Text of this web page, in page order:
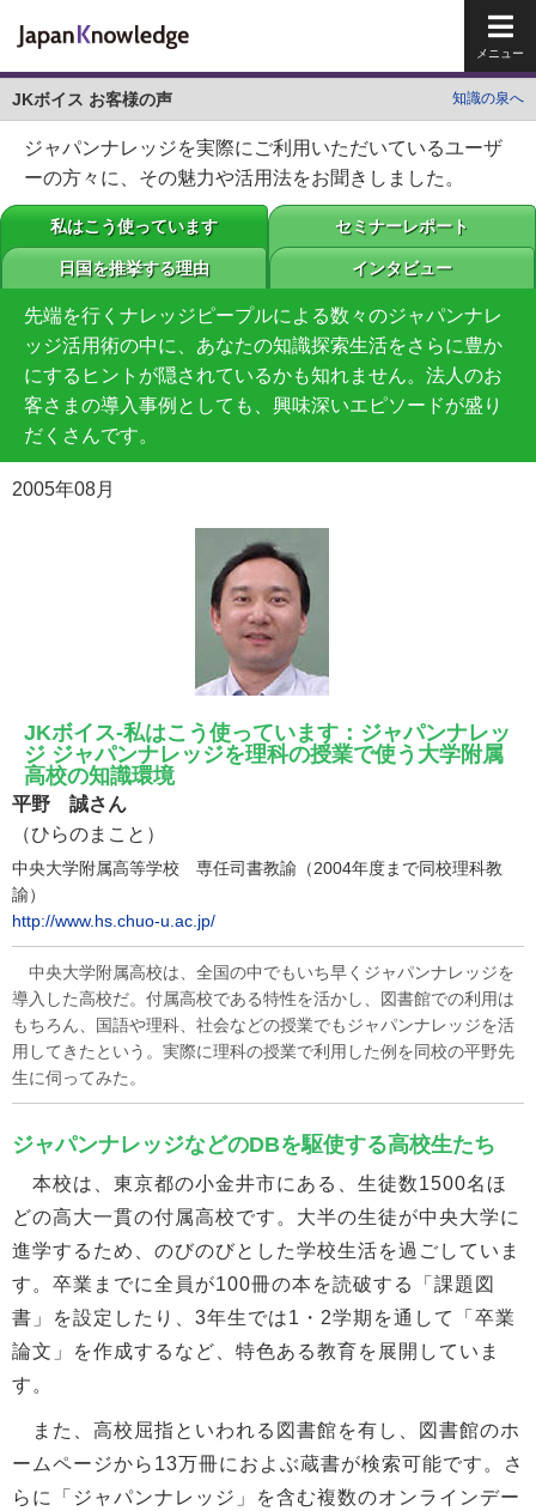
JKボイス お客様の声 知識の泉へ
ジャパンナレッジを実際にご利用いただいているユーザ
ーの方々に、その魅力や活用法をお聞きしました。
私はこう使っています セミナーレポート
日国を推挙する理由 インタビュー
先端を行くナレッジピープルによる数々のジャパンナレ
ッジ活用術の中に、あなたの知識探索生活をさらに豊か
にするヒントが隠されているかも知れません。法人のお
客さまの導入事例としても、興味深いエピソードが盛り
だくさんです。
2005年08月
JKボイス-私はこう使っています：ジャパンナレッ
ジ ジャパンナレッジを理科の授業で使う大学附属
高校の知識環境
平野 誠さん
（ひらのまこと）
中央大学附属高等学校 専任司書教諭（2004年度まで同校理科教
諭）
http://www.hs.chuo-u.ac.jp/
中央大学附属高校は、全国の中でもいち早くジャパンナレッジを
導入した高校だ。付属高校である特性を活かし、図書館での利用は
もちろん、国語や理科、社会などの授業でもジャパンナレッジを活
用してきたという。実際に理科の授業で利用した例を同校の平野先
生に伺ってみた。
ジャパンナレッジなどのDBを駆使する高校生たち
本校は、東京都の小金井市にある、生徒数1500名ほ
どの高大一貫の付属高校です。大半の生徒が中央大学に
進学するため、のびのびとした学校生活を過ごしていま
す。卒業までに全員が100冊の本を読破する「課題図
書」を設定したり、3年生では1・2学期を通して「卒業
論文」を作成するなど、特色ある教育を展開していま
す。
また、高校屈指といわれる図書館を有し、図書館のホ
ームページから13万冊におよぶ蔵書が検索可能です。さ
らに「ジャパンナレッジ」を含む複数のオンラインデー